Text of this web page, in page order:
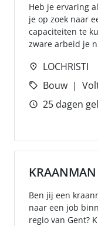
Heb je ervaring
je op zoek naar
capaciteiten te
zware arbeid je
LOCHRISTI
Bouw
25 dagen
KRAANMAN
Ben jij een
naar een job
regio van Gent?